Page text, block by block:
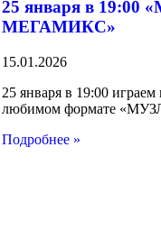
25 января в 19:00
МЕГАМИКС»
15.01.2026
25 января в 19:00
любимом формате
Подробнее »